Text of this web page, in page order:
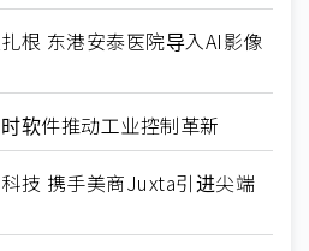
根 东港安泰医院导入AI影像
软件推动工业控制革新
技 携手美商Juxta引进尖端